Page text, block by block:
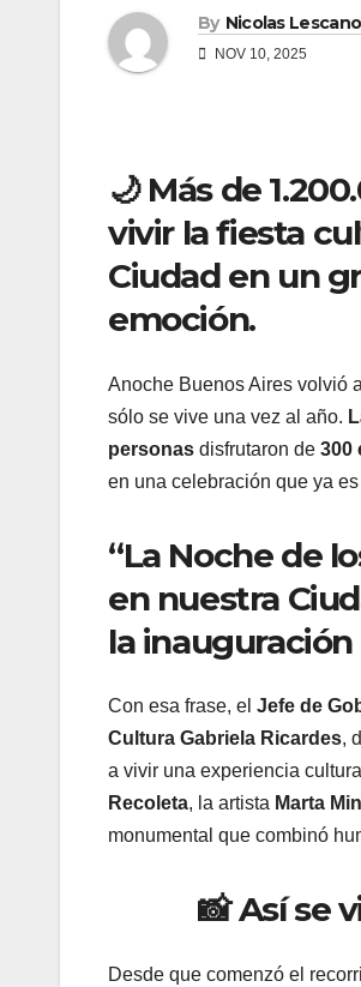
By Nicolas Lescano
NOV 10, 2025
🌙 Más de
vivir la fiesta
Ciudad en un
emoción.
Anoche Buenos Aires volvió
sólo se vive una vez al año.
personas disfrutaron de 300
en una celebración que ya
“La Noche de
en nuestra
la
Con esa frase, el Jefe de
Cultura Gabriela Ricardes,
a vivir una experiencia
Recoleta, la artista Marta
monumental que combinó
📸 Así se
Desde que comenzó el